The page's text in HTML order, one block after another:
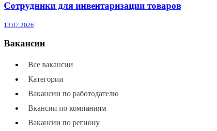
Сотрудники для инвентаризации товаров
13.07.2026
Вакансии
Все вакансии
Категории
Вакансии по работодателю
Вкансии по компаниям
Вакансии по региону